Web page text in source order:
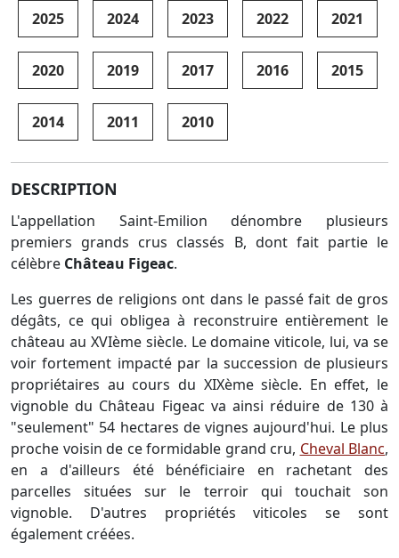
2025 2024 2023 2022 2021
2020 2019 2017 2016 2015
2014 2011 2010
DESCRIPTION
L'appellation Saint-Emilion dénombre plusieurs
premiers grands crus classés B, dont fait partie le
célèbre Château Figeac.
Les guerres de religions ont dans le passé fait de gros
dégâts, ce qui obligea à reconstruire entièrement le
château au XVIème siècle. Le domaine viticole, lui, va se
voir fortement impacté par la succession de plusieurs
propriétaires au cours du XIXème siècle. En effet, le
vignoble du Château Figeac va ainsi réduire de 130 à
"seulement" 54 hectares de vignes aujourd'hui. Le plus
proche voisin de ce formidable grand cru, Cheval Blanc,
en a d'ailleurs été bénéficiaire en rachetant des
parcelles situées sur le terroir qui touchait son
vignoble. D'autres propriétés viticoles se sont
également créées.